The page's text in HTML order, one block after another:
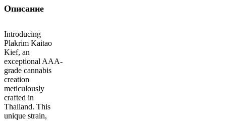
Описание
Introducing
Plakrim Kaitao
Kief, an
exceptional AAA-
grade cannabis
creation
meticulously
crafted in
Thailand. This
unique strain,